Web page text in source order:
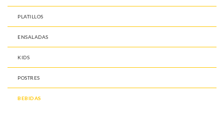
PLATILLOS
ENSALADAS
KIDS
POSTRES
BEBIDAS